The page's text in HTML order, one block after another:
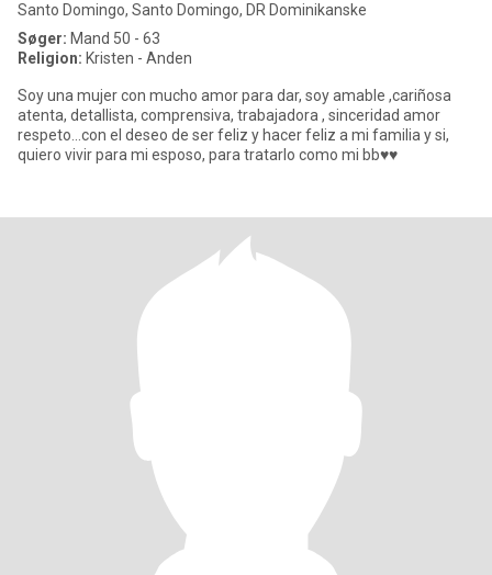
Santo Domingo, Santo Domingo, DR Dominikanske
Søger: Mand 50 - 63
Religion: Kristen - Anden
Soy una mujer con mucho amor para dar, soy amable ,cariñosa
atenta, detallista, comprensiva, trabajadora , sinceridad amor
respeto...con el deseo de ser feliz y hacer feliz a mi familia y si,
quiero vivir para mi esposo, para tratarlo como mi bb♥️♥️